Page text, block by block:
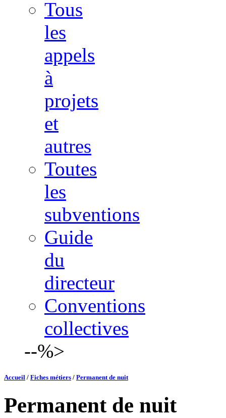
Tous
les
appels
à
projets
et
autres
Toutes
les
subventions
Guide
du
directeur
Conventions
collectives
--%>
Accueil / Fiches métiers / Permanent de nuit
Permanent de nuit